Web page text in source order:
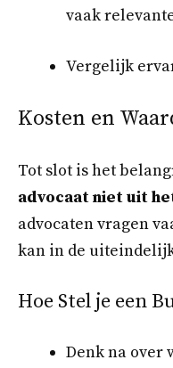
vaak
Vergelijk
Kosten en
Tot slot is het
advocaat niet uit
advocaten vragen
kan in de
Hoe Stel je een
Denk na over